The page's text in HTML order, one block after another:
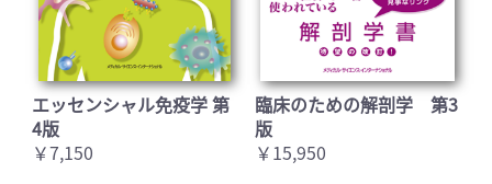
エッセンシャル免疫学 第
4版
￥7,150
臨床のための解剖学 第3
版
￥15,950